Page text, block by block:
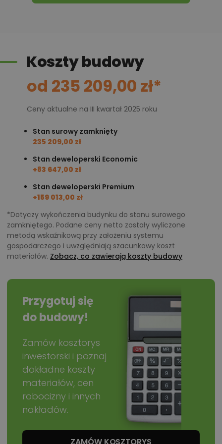
Chcesz uzyskać więcej informacji o tym
projekcie, na przykład:
polecane przez architekta zmiany,
projekty podobne - o zbliżonym układzie lub
parametrach,
optymalizacja kosztów budowy domu według
tego projektu,
informacje szczegółowe - np. wymiary
pomieszczeń, instalacje, materiały?
Zadzwoń52 384 49 90 lub NAPISZ
Koszty budowy
od 235 209,00 zł*
Ceny aktualne na III kwartał 2025 roku
Stan surowy zamknięty
235 209,00 zł
Stan deweloperski Economic
+83 647,00 zł
Stan deweloperski Premium
+159 013,00 zł
*Dotyczy wykończenia budynku do stanu surowego
zamkniętego. Podane ceny netto zostały wyliczone
metodą wskaźnikową przy założeniu systemu
gospodarczego i uwzględniają szacunkowy koszt
materiałów. Zobacz, co zawierają koszty budowy
Przygotuj się
do budowy!
Zamów kosztorys
inwestorski i poznaj
dokładne koszty
materiałów, cen
robocizny i innych
nakładów.